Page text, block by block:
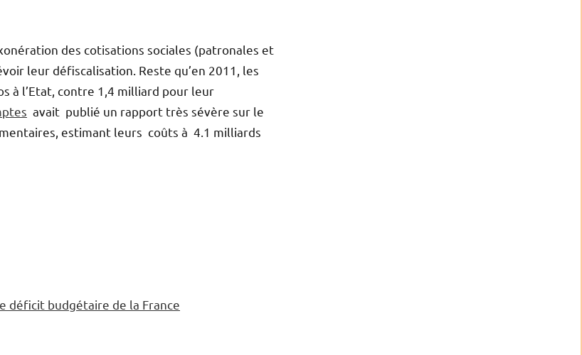
des cotisations sociales (patronales et
leur défiscalisation. Reste qu’en 2011, les
à l’Etat, contre 1,4 milliard pour leur
avait publié un rapport très sévère sur le
estimant leurs coûts à 4.1 milliards
déficit budgétaire de la France